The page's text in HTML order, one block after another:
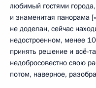
любимый гостями
и знаменитая панорама
не доделан, сейчас
недостроенном, менее
принять решение и всё-
недобросовестно свою
потом, наверное,